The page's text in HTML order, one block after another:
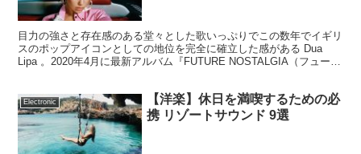
目力の強さと存在感のある堂々とした歌いっぷりでこの数年でイギリ
スのポップアイコンとしての地位を完全に確立した感がある Dua
Lipa 。2020年4月に最新アルバム『FUTURE NOSTALGIA（フューチ
Electronic
【洋楽】休日を満喫するための必
携 リゾートサウンド 9選